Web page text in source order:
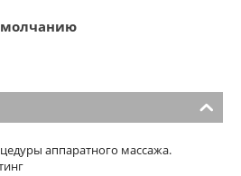
аппаратного массажа.